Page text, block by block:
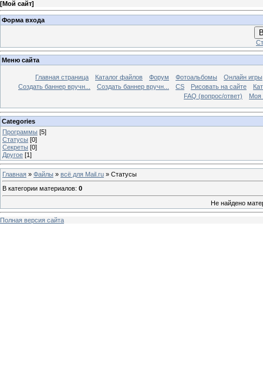
[Мой сайт]
Форма входа
Меню сайта
Главная страница Каталог файлов Форум Фотоальбомы
Онлайн игры
Создать баннер вручн...
Создать баннер вручн... CS Рисовать на сайте
FAQ (вопрос/ответ)
Моя
Categories
Программы [5]
Статусы [0]
Секреты [0]
Другое [1]
Главная » Файлы » всё для Mail.ru » Статусы
В категории материалов: 0
Не найдено
Полная версия сайта